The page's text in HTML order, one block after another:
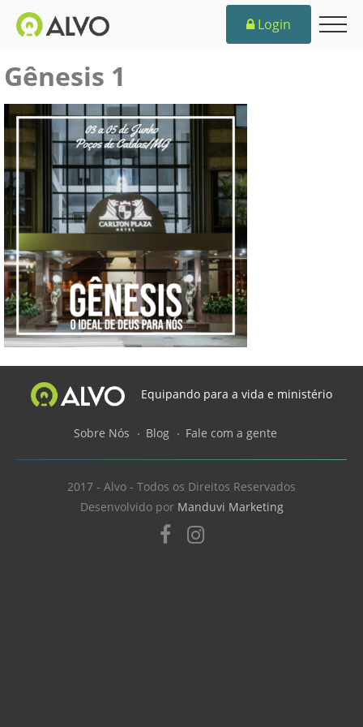
Login
Gênesis 1
Equipando para a vida e ministério
Sobre Nós Blog Fale com a gente
2017 - Alvo - Todos os Direitos Reservados
Desenvolvido por Manduvi Marketing